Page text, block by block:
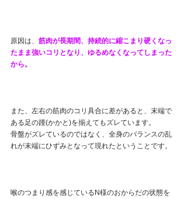
原因は、 筋肉が長期間、持続的に縮こまり硬くなっ
たまま強いコリとなり、ゆるめなくなってしまった
から。
また、左右の筋肉のコリ具合に差があると、末端で
ある足の踵(かかと)を揃えてもズレています。
骨盤がズレているのではなく、全身のバランスの乱
れが末端にひずみとなって現れたということです。
喉のつまり感を感じているN様のおからだの状態を